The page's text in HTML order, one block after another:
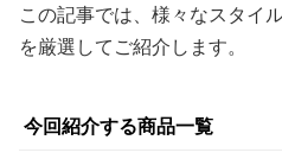
この記事では、様々なスタイ
を厳選してご紹介します。
今回紹介する商品一覧